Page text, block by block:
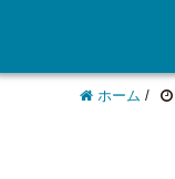
ホーム /